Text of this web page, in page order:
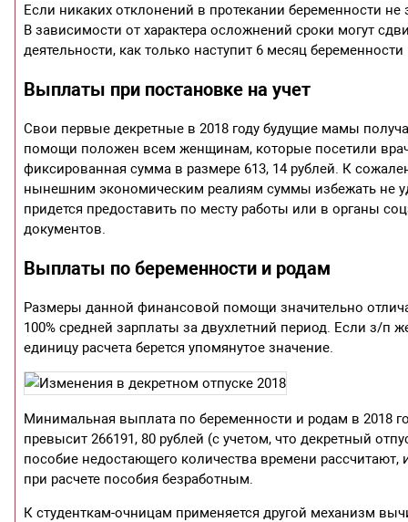
Если никаких отклонений в протекании беременности
В зависимости от характера осложнений сроки могут
деятельности, как только наступит 6 месяц
Выплаты при постановке на учет
Свои первые декретные в 2018 году будущие мамы
помощи положен всем женщинам, которые посетили
фиксированная сумма в размере 613, 14 рублей. К
нынешним экономическим реалиям суммы избежать не
придется предоставить по месту работы или в органы
документов.
Выплаты по беременности и родам
Размеры данной финансовой помощи значительно
100% средней зарплаты за двухлетний период. Если з/
единицу расчета берется упомянутое значение.
Минимальная выплата по беременности и родам в 2018
превысит 266191, 80 рублей (с учетом, что декретный
пособие недостающего количества времени
при расчете пособия безработным.
К студенткам-очницам применяется другой механизм